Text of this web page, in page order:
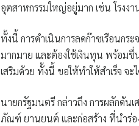
อุตสาหกรรมใหญ่อยู่มาก เช่น โรงง
ทั้งนี้ การดำเนินการลดก๊าซเรือนก
มากมาย และต้องใช้เงินทุน พร้อม
เสริมด้วย ทั้งนี้ ขอให้ทำให้สำเร็จ จ
นายกรัฐมนตรี กล่าวถึง การผลักดัน
ภัณฑ์ ยานยนต์ และก่อสร้าง ที่นำร่อ